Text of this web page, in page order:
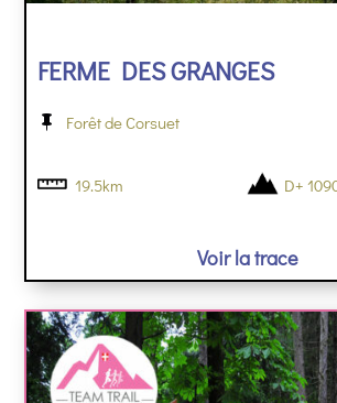
FERME DES GRANGES
Forêt de Corsuet
19.5km D+
Voir la trace